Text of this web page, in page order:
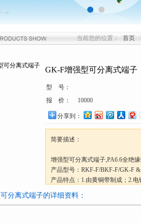
当前您的位置： 首页
GK-F增强型可分离式端子
型 号：
报 价：
10000
分享到：
简要描述：
增强型可分离式端子,PA6.6全绝
产品型号：RKF-F/BKF-F/GK-F
产品特点：1.由黄铜带制成；2.
作温度-20℃-105℃;
分离式端子的详细资料：